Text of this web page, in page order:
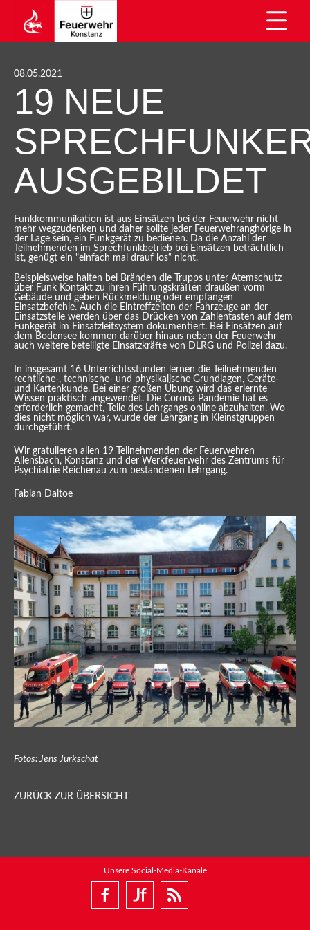
08.05.2021
19 NEUE
AUSGEBILDET
Funkkommunikation ist aus Einsätzen bei der Feuerwehr nicht
mehr wegzudenken und daher sollte jeder Feuerwehranghörige in
der Lage sein, ein Funkgerät zu bedienen. Da die Anzahl der
Teilnehmenden im Sprechfunkbetrieb bei Einsätzen beträchtlich
ist, genügt ein "einfach mal drauf los“ nicht.
Beispielsweise halten bei Bränden die Trupps unter Atemschutz
über Funk Kontakt zu ihren Führungskräften draußen vorm
Gebäude und geben Rückmeldung oder empfangen
Einsatzbefehle. Auch die Eintreffzeiten der Fahrzeuge an der
Einsatzstelle werden über das Drücken von Zahlentasten auf dem
Funkgerät im Einsatzleitsystem dokumentiert. Bei Einsätzen auf
dem Bodensee kommen darüber hinaus neben der Feuerwehr
auch weitere beteiligte Einsatzkräfte von DLRG und Polizei dazu.
In insgesamt 16 Unterrichtsstunden lernen die Teilnehmenden
rechtliche-, technische- und physikalische Grundlagen, Geräte-
und Kartenkunde. Bei einer großen Übung wird das erlernte
Wissen praktisch angewendet. Die Corona Pandemie hat es
erforderlich gemacht, Teile des Lehrgangs online abzuhalten. Wo
dies nicht möglich war, wurde der Lehrgang in Kleinstgruppen
durchgeführt.
Wir gratulieren allen 19 Teilnehmenden der Feuerwehren
Allensbach, Konstanz und der Werkfeuerwehr des Zentrums für
Psychiatrie Reichenau zum bestandenen Lehrgang.
Fabian Daltoe
Fotos: Jens Jurkschat
ZURÜCK ZUR ÜBERSICHT
Unsere Social-Media-Kanäle